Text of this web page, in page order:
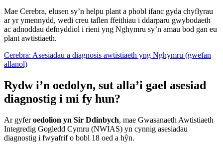
Mae Cerebra, elusen sy’n helpu plant a phobl ifanc gyda chyflyrau
ar yr ymennydd, wedi creu taflen ffeithiau i ddarparu gwybodaeth
ac adnoddau defnyddiol i rieni yng Nghymru sy’n amau bod gan eu
plant awtistiaeth.
Cerebra: Asesiadau a diagnosis awtistiaeth yng Nghymru (gwefan
allanol)
Rydw i’n oedolyn, sut alla’i gael asesiad
diagnostig i mi fy hun?
Ar gyferoedolion yn Sir Ddinbych, mae Gwasanaeth Awtistiaeth
Integredig Gogledd Cymru (NWIAS) yn cynnig asesiadau
diagnostig i fwyafrif o bobl 18 oed a hŷn.